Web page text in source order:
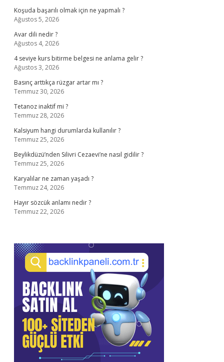
Koşuda başarılı olmak için ne yapmalı ?
Ağustos 5, 2026
Avar dili nedir ?
Ağustos 4, 2026
4 seviye kurs bitirme belgesi ne anlama gelir ?
Ağustos 3, 2026
Basınç arttıkça rüzgar artar mı ?
Temmuz 30, 2026
Tetanoz inaktif mi ?
Temmuz 28, 2026
Kalsiyum hangi durumlarda kullanılır ?
Temmuz 25, 2026
Beylikdüzü’nden Silivri Cezaevi’ne nasıl gidilir ?
Temmuz 25, 2026
Karyalılar ne zaman yaşadı ?
Temmuz 24, 2026
Hayır sözcük anlamı nedir ?
Temmuz 22, 2026